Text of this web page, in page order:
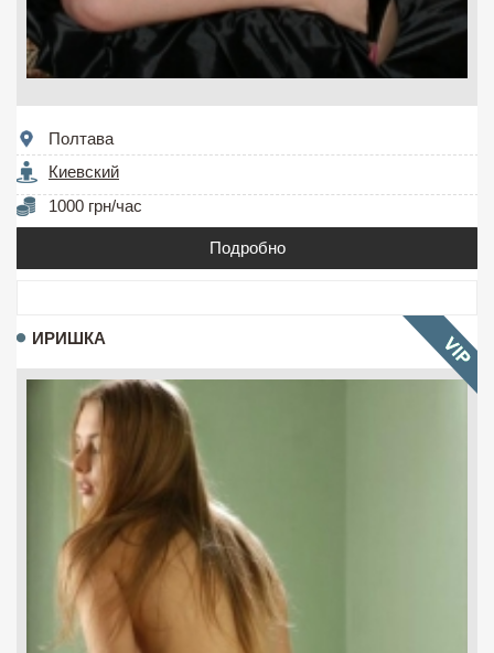
Полтава
Киевский
1000 грн/час
Подробно
ИРИШКА